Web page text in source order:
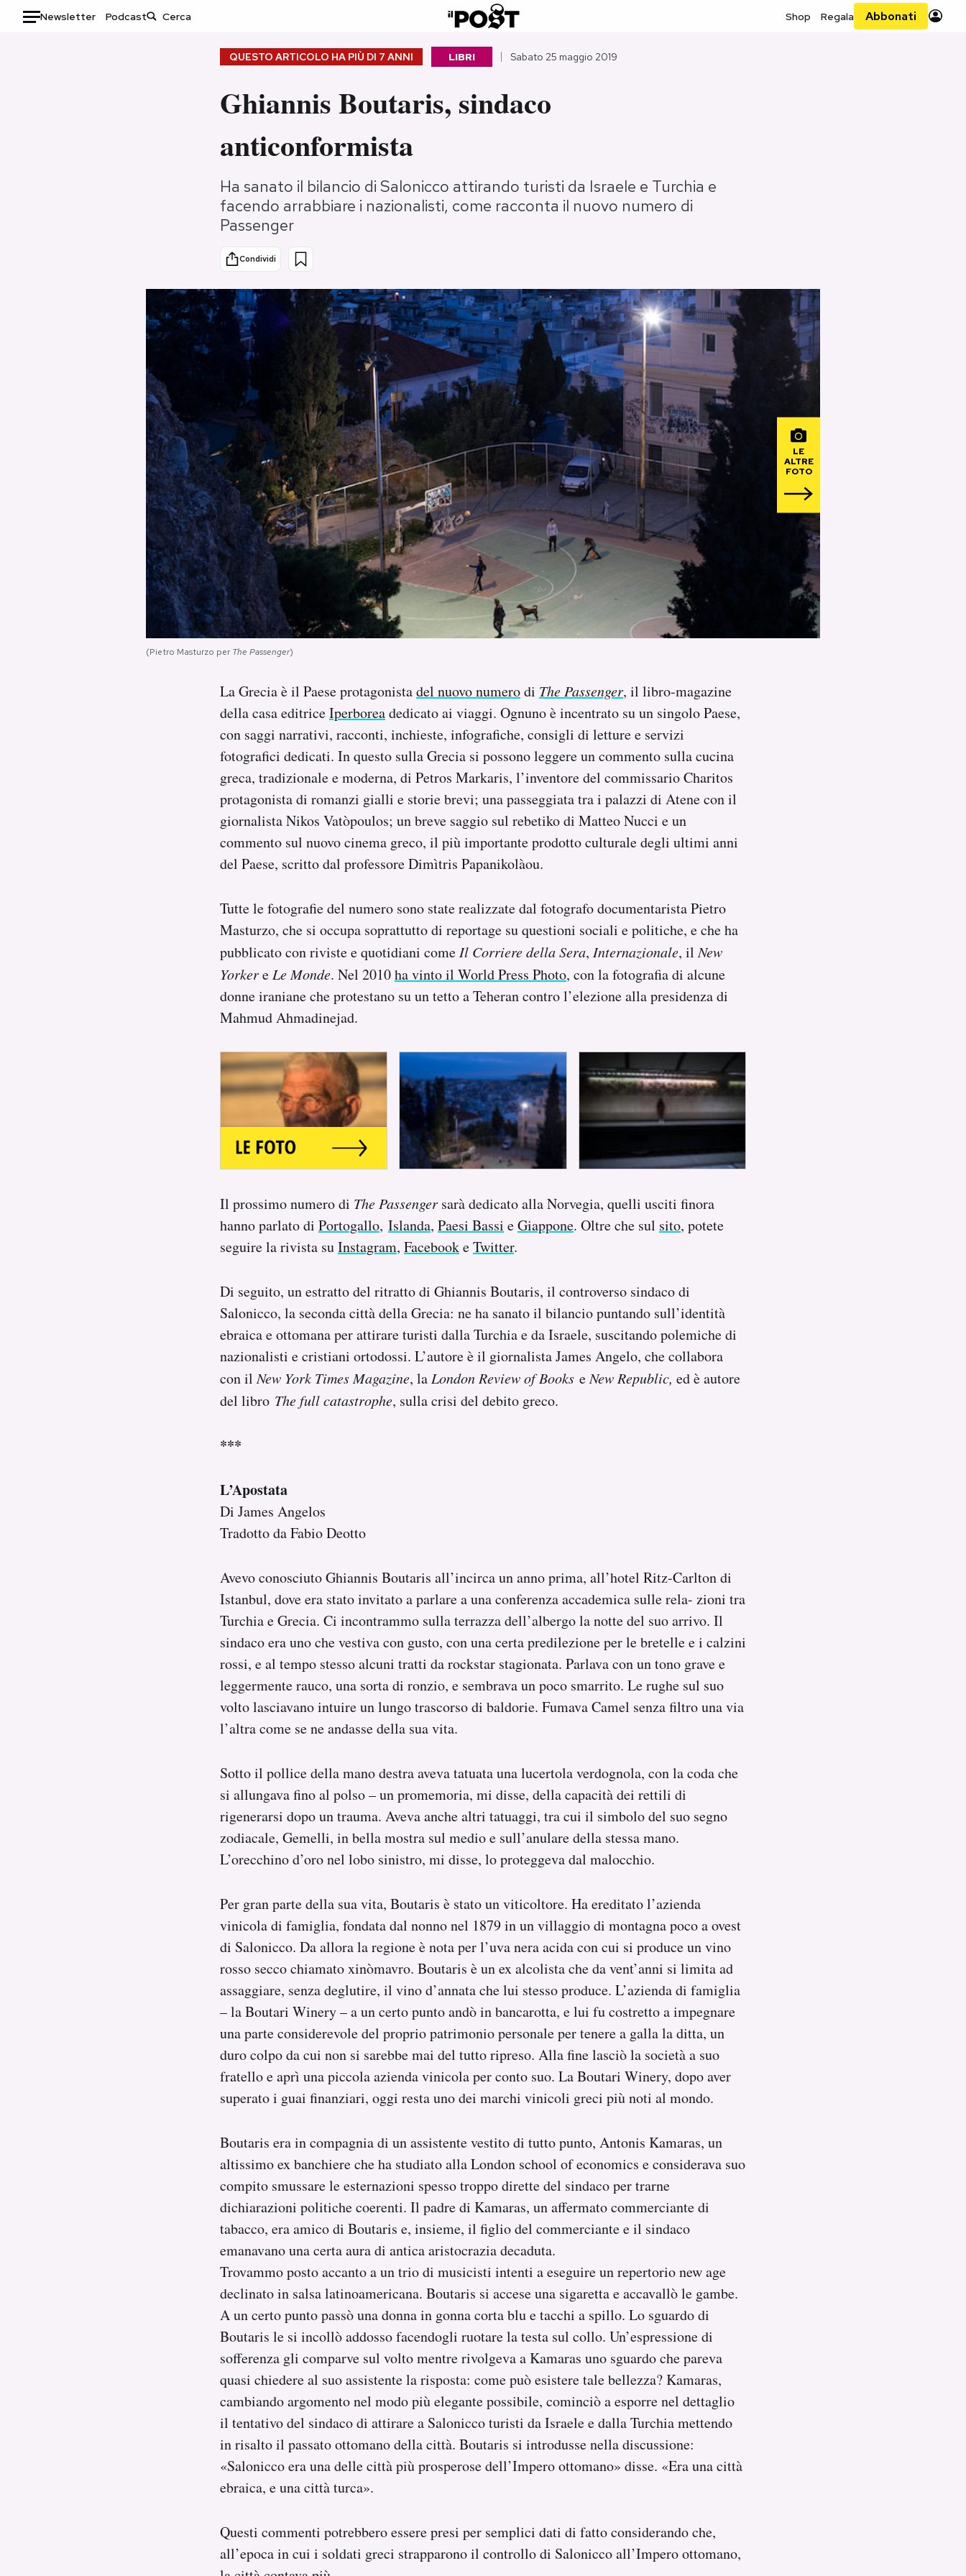
Newsletter Podcast Shop Regala Abbonati
Storie/Idee
Ok Boomer!
Mondiali calcio 2026
AREA PERSONALE
QUESTO ARTICOLO HA PIÙ DI 7 ANNI LIBRI Sabato 25 maggio 2019
Ghiannis Boutaris, sindaco
anticonformista
Ha sanato il bilancio di Salonicco attirando turisti da Israele e Turchia e
facendo arrabbiare i nazionalisti, come racconta il nuovo numero di
Passenger
Condividi
LE
ALTRE
FOTO
(Pietro Masturzo per The Passenger)
La Grecia è il Paese protagonistadel nuovo numerodi The Passenger, il libro-magazine
della casa editriceIperboreadedicato ai viaggi. Ognuno è incentrato su un singolo Paese,
con saggi narrativi, racconti, inchieste, infografiche, consigli di letture e servizi
fotografici dedicati. In questo sulla Grecia si possono leggere un commento sulla cucina
greca, tradizionale e moderna, di Petros Markaris, l’inventore del commissario Charitos
protagonista di romanzi gialli e storie brevi; una passeggiata tra i palazzi di Atene con il
giornalista Nikos Vatòpoulos; un breve saggio sul rebetiko di Matteo Nucci e un
commento sul nuovo cinema greco, il più importante prodotto culturale degli ultimi anni
del Paese, scritto dal professore Dimìtris Papanikolàou.
Tutte le fotografie del numero sono state realizzate dal fotografo documentarista Pietro
Masturzo, che si occupa soprattutto di reportage su questioni sociali e politiche, e che ha
pubblicato con riviste e quotidiani come Il Corriere della Sera, Internazionale, ilNew
Yorkere Le Monde. Nel 2010ha vinto il World Press Photo, con la fotografia di alcune
donne iraniane che protestano su un tetto a Teheran contro l’elezione alla presidenza di
Mahmud Ahmadinejad.
Il prossimo numero di The Passenger sarà dedicato alla Norvegia, quelli usciti finora
hanno parlato di Portogallo, Islanda, Paesi Bassi eGiappone. Oltre che sul sito, potete
seguire la rivista suInstagram, FacebookeTwitter.
Di seguito, un estratto del ritratto di Ghiannis Boutaris, il controverso sindaco di
Salonicco, la seconda città della Grecia: ne ha sanato il bilancio puntando sull’identità
ebraica e ottomana per attirare turisti dalla Turchia e da Israele, suscitando polemiche di
nazionalisti e cristiani ortodossi. L’autore è il giornalista James Angelo, che collabora
con ilNew York Times Magazine, la London Review of Books eNew Republic, ed è autore
del libro The full catastrophe, sulla crisi del debito greco.
***
L’Apostata
Di James Angelos
Tradotto da Fabio Deotto
Avevo conosciuto Ghiannis Boutaris all’incirca un anno prima, all’hotel Ritz-Carlton di
Istanbul, dove era stato invitato a parlare a una conferenza accademica sulle rela- zioni tra
Turchia e Grecia. Ci incontrammo sulla terrazza dell’albergo la notte del suo arrivo. Il
sindaco era uno che vestiva con gusto, con una certa predilezione per le bretelle e i calzini
rossi, e al tempo stesso alcuni tratti da rockstar stagionata. Parlava con un tono grave e
leggermente rauco, una sorta di ronzio, e sembrava un poco smarrito. Le rughe sul suo
volto lasciavano intuire un lungo trascorso di baldorie. Fumava Camel senza filtro una via
l’altra come se ne andasse della sua vita.
Sotto il pollice della mano destra aveva tatuata una lucertola verdognola, con la coda che
si allungava fino al polso – un promemoria, mi disse, della capacità dei rettili di
rigenerarsi dopo un trauma. Aveva anche altri tatuaggi, tra cui il simbolo del suo segno
zodiacale, Gemelli, in bella mostra sul medio e sull’anulare della stessa mano.
L’orecchino d’oro nel lobo sinistro, mi disse, lo proteggeva dal malocchio.
Per gran parte della sua vita, Boutaris è stato un viticoltore. Ha ereditato l’azienda
vinicola di famiglia, fondata dal nonno nel 1879 in un villaggio di montagna poco a ovest
di Salonicco. Da allora la regione è nota per l’uva nera acida con cui si produce un vino
rosso secco chiamato xinòmavro. Boutaris è un ex alcolista che da vent’anni si limita ad
assaggiare, senza deglutire, il vino d’annata che lui stesso produce. L’azienda di famiglia
– la Boutari Winery – a un certo punto andò in bancarotta, e lui fu costretto a impegnare
una parte considerevole del proprio patrimonio personale per tenere a galla la ditta, un
duro colpo da cui non si sarebbe mai del tutto ripreso. Alla fine lasciò la società a suo
fratello e aprì una piccola azienda vinicola per conto suo. La Boutari Winery, dopo aver
superato i guai finanziari, oggi resta uno dei marchi vinicoli greci più noti al mondo.
Boutaris era in compagnia di un assistente vestito di tutto punto, Antonis Kamaras, un
altissimo ex banchiere che ha studiato alla London school of economics e considerava suo
compito smussare le esternazioni spesso troppo dirette del sindaco per trarne
dichiarazioni politiche coerenti. Il padre di Kamaras, un affermato commerciante di
tabacco, era amico di Boutaris e, insieme, il figlio del commerciante e il sindaco
emanavano una certa aura di antica aristocrazia decaduta.
Trovammo posto accanto a un trio di musicisti intenti a eseguire un repertorio new age
declinato in salsa latinoamericana. Boutaris si accese una sigaretta e accavallò le gambe.
A un certo punto passò una donna in gonna corta blu e tacchi a spillo. Lo sguardo di
Boutaris le si incollò addosso facendogli ruotare la testa sul collo. Un’espressione di
sofferenza gli comparve sul volto mentre rivolgeva a Kamaras uno sguardo che pareva
quasi chiedere al suo assistente la risposta: come può esistere tale bellezza? Kamaras,
cambiando argomento nel modo più elegante possibile, cominciò a esporre nel dettaglio
il tentativo del sindaco di attirare a Salonicco turisti da Israele e dalla Turchia mettendo
in risalto il passato ottomano della città. Boutaris si introdusse nella discussione:
«Salonicco era una delle città più prosperose dell’Impero ottomano» disse. «Era una città
ebraica, e una città turca».
Questi commenti potrebbero essere presi per semplici dati di fatto considerando che,
all’epoca in cui i soldati greci strapparono il controllo di Salonicco all’Impero ottomano,